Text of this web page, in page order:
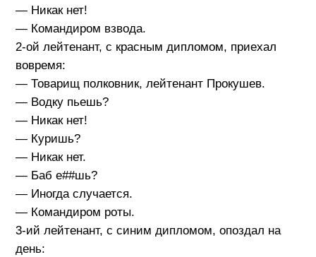
— Никак нет!
— Командиром взвода.
2-ой лейтенант, с красным дипломом, приехал
вовремя:
— Товарищ полковник, лейтенант Прокушев.
— Водку пьешь?
— Никак нет!
— Куришь?
— Никак нет.
— Баб е##шь?
— Иногда случается.
— Командиром роты.
3-ий лейтенант, с синим дипломом, опоздал на
день: